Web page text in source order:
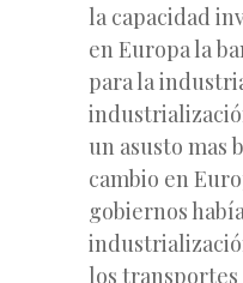
la capacidad
en Europa la
para la
un asusto mas
cambio en
gobiernos
los